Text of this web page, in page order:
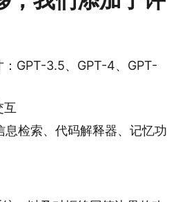
GPT-3.5、GPT-4、GPT-
互
息检索、代码解释器、记忆功